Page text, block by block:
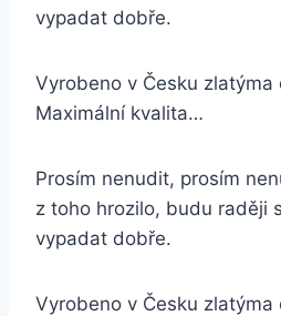
vypadat dobře.
Vyrobeno v Česku zlatýma
Maximální kvalita…
Prosím nenudit, prosím
z toho hrozilo, budu raději
vypadat dobře.
Vyrobeno v Česku zlatýma